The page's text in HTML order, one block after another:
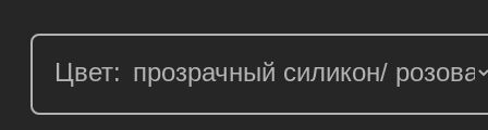
Цвет: